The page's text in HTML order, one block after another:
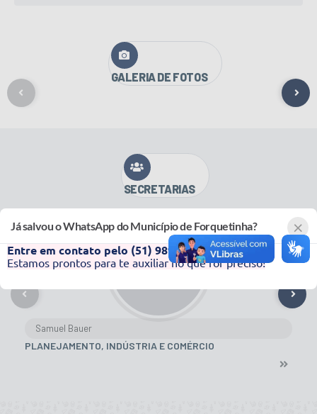
GALERIA DE FOTOS
VER MAIS
SECRETARIAS
VER MAIS
PLANEJAMENTO, INDÚSTRIA E COMÉRCIO
Samuel Bauer
×
Já salvou o WhatsApp do Município de Forquetinha?
Entre em contato pelo (51) 98931-8015.
Estamos prontos para te auxiliar no que for preciso!